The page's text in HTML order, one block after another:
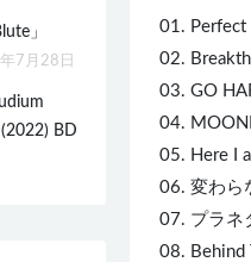
01. Perfect
02.
03. GO
04.
05. Here I
06. 変わら
07. プラネ
08. Behind
」
7月28日
BD